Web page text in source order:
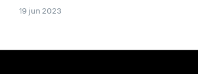
19 jun 2023